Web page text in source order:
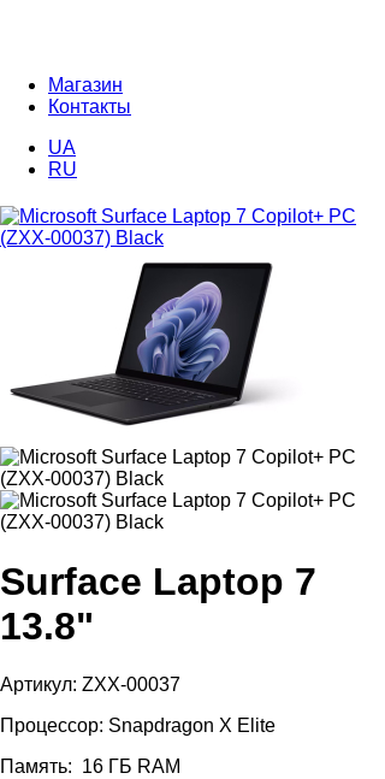
Магазин
Контакты
UA
RU
Surface Laptop 7
13.8"
Артикул: ZXX-00037
Процессор: Snapdragon X Elite
Память: 16 ГБ RAM